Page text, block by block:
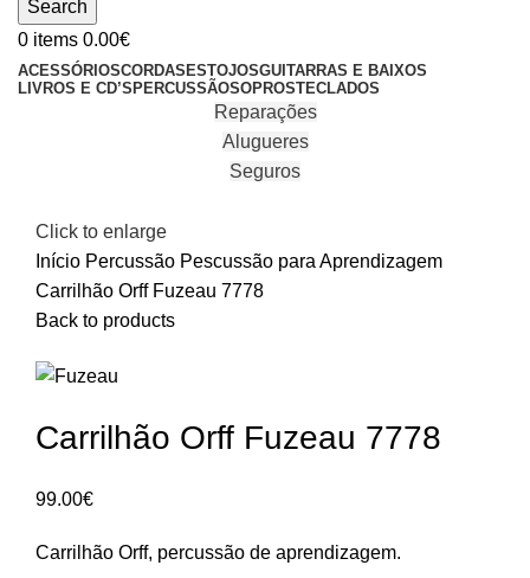
Search
0 items 0.00€
ACESSÓRIOSCORDAS ESTOJOSGUITARRAS E BAIXOS
LIVROS E CD’S PERCUSSÃOSOPROSTECLADOS
Reparações
Alugueres
Seguros
Click to enlarge
Início Percussão Pescussão para Aprendizagem
Carrilhão Orff Fuzeau 7778
Back to products
Carrilhão Orff Fuzeau 7778
99.00€
Carrilhão Orff, percussão de aprendizagem.